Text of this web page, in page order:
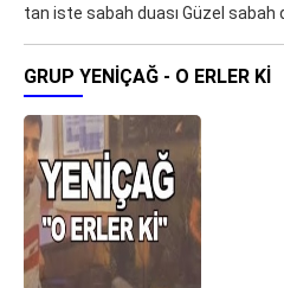
tan iste sabah duası Güzel sabah
GRUP YENIÇAĞ - O ERLER KI